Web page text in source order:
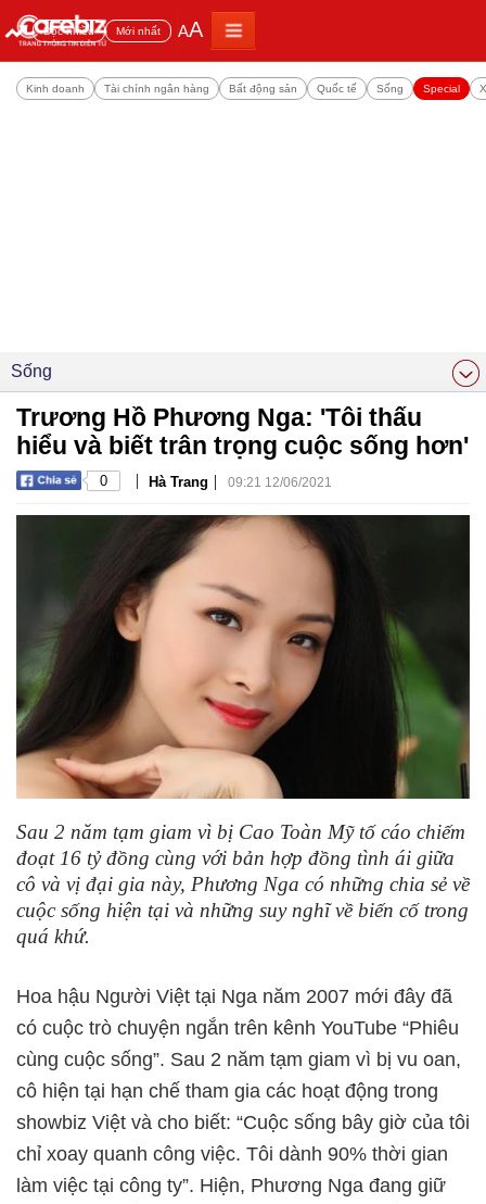
Đọc nhiều Mới nhất AA
Kinh doanh Tài chính ngân hàng Bất động sản Quốc tế Sống Special
Sống
Trương Hồ Phương Nga: 'Tôi thấu
hiểu và biết trân trọng cuộc sống hơn'
0 | Hà Trang | 09:21 12/06/2021
Sau 2 năm tạm giam vì bị Cao Toàn Mỹ tố cáo chiếm
đoạt 16 tỷ đồng cùng với bản hợp đồng tình ái giữa
cô và vị đại gia này, Phương Nga có những chia sẻ về
cuộc sống hiện tại và những suy nghĩ về biến cố trong
quá khứ.
Hoa hậu Người Việt tại Nga năm 2007 mới đây đã
có cuộc trò chuyện ngắn trên kênh YouTube “Phiêu
cùng cuộc sống”. Sau 2 năm tạm giam vì bị vu oan,
cô hiện tại hạn chế tham gia các hoạt động trong
showbiz Việt và cho biết: “Cuộc sống bây giờ của tôi
chỉ xoay quanh công việc. Tôi dành 90% thời gian
làm việc tại công ty”. Hiện, Phương Nga đang giữ